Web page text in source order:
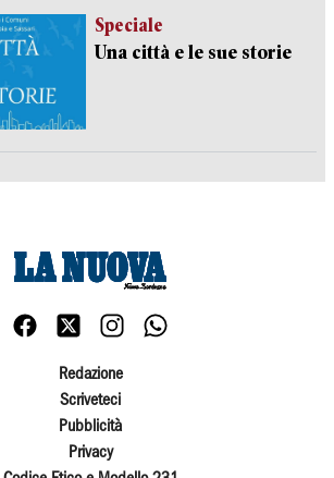
Speciale
Una città e le sue storie
Redazione
Scriveteci
Pubblicità
Privacy